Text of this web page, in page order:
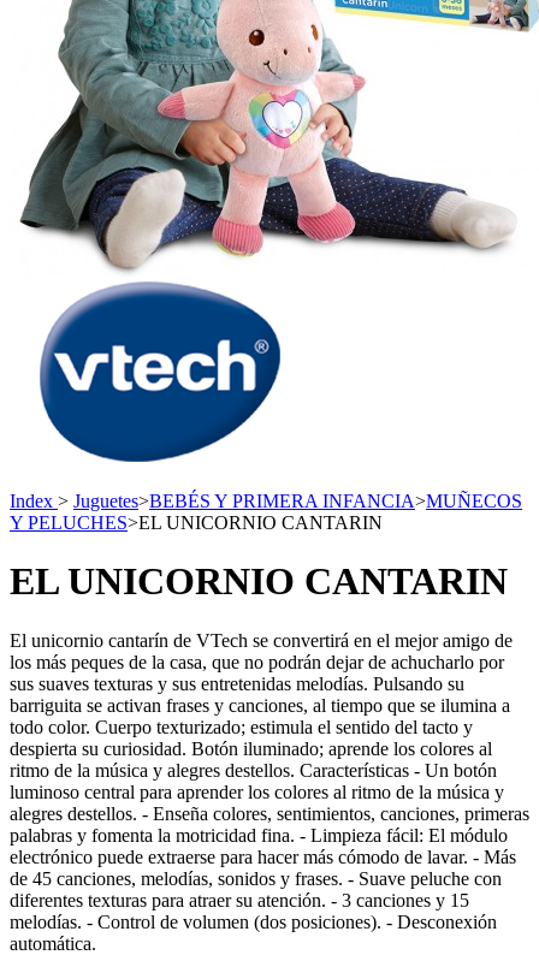
Index > Juguetes>BEBÉS Y PRIMERA INFANCIA>MUÑECOS
Y PELUCHES>EL UNICORNIO CANTARIN
EL UNICORNIO CANTARIN
El unicornio cantarín de VTech se convertirá en el mejor amigo de
los más peques de la casa, que no podrán dejar de achucharlo por
sus suaves texturas y sus entretenidas melodías. Pulsando su
barriguita se activan frases y canciones, al tiempo que se ilumina a
todo color. Cuerpo texturizado; estimula el sentido del tacto y
despierta su curiosidad. Botón iluminado; aprende los colores al
ritmo de la música y alegres destellos. Características - Un botón
luminoso central para aprender los colores al ritmo de la música y
alegres destellos. - Enseña colores, sentimientos, canciones, primeras
palabras y fomenta la motricidad fina. - Limpieza fácil: El módulo
electrónico puede extraerse para hacer más cómodo de lavar. - Más
de 45 canciones, melodías, sonidos y frases. - Suave peluche con
diferentes texturas para atraer su atención. - 3 canciones y 15
melodías. - Control de volumen (dos posiciones). - Desconexión
automática.